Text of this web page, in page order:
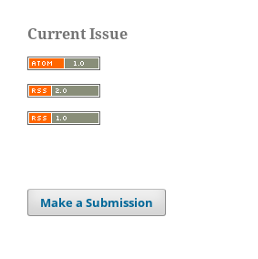
Current Issue
Make a Submission